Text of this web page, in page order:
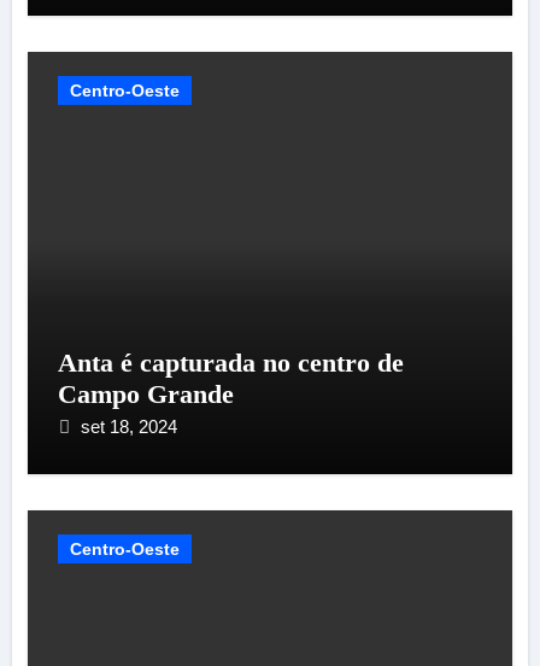
Centro-Oeste
Anta é capturada no centro de
Campo Grande
set 18, 2024
Centro-Oeste